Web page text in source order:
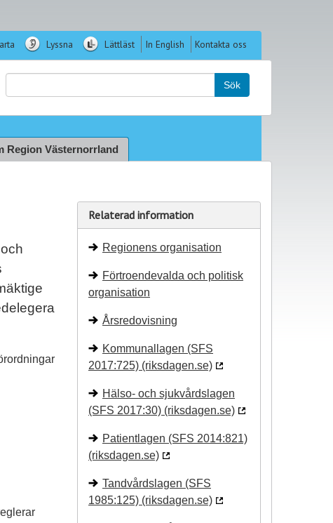
Lyssna Lättläst In English Kontakta oss
Sök
Region Västernorrland
Relaterad information
Regionens organisation
Förtroendevalda och politisk
organisation
Årsredovisning
Kommunallagen (SFS
2017:725) (riksdagen.se)
Hälso- och sjukvårdslagen
(SFS 2017:30) (riksdagen.se)
Patientlagen (SFS 2014:821)
(riksdagen.se)
Tandvårdslagen (SFS
1985:125) (riksdagen.se)